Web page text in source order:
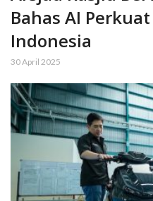
Bahas AI
Indonesia
30 April 2025